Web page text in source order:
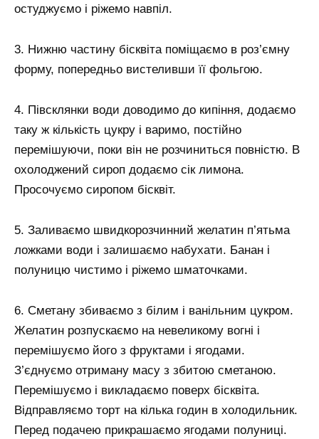
остуджуємо і ріжемо навпіл.
3. Нижню частину бісквіта поміщаємо в роз’ємну
форму, попередньо вистеливши її фольгою.
4. Півсклянки води доводимо до кипіння, додаємо
таку ж кількість цукру і варимо, постійно
перемішуючи, поки він не розчиниться повністю. В
охолоджений сироп додаємо сік лимона.
Просочуємо сиропом бісквіт.
5. Заливаємо швидкорозчинний желатин п’ятьма
ложками води і залишаємо набухати. Банан і
полуницю чистимо і ріжемо шматочками.
6. Сметану збиваємо з білим і ванільним цукром.
Желатин розпускаємо на невеликому вогні і
перемішуємо його з фруктами і ягодами.
З’єднуємо отриману масу з збитою сметаною.
Перемішуємо і викладаємо поверх бісквіта.
Відправляємо торт на кілька годин в холодильник.
Перед подачею прикрашаємо ягодами полуниці.